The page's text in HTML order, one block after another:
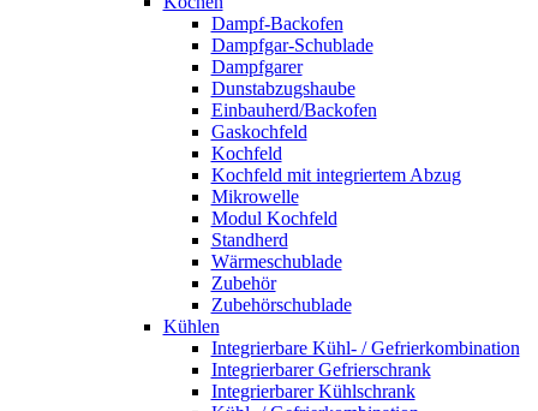
Dampf-Backofen
Dampfgar-Schublade
Dampfgarer
Dunstabzugshaube
Einbauherd/Backofen
Gaskochfeld
Kochfeld
Kochfeld mit integriertem Abzug
Mikrowelle
Modul Kochfeld
Standherd
Wärmeschublade
Zubehör
Zubehörschublade
Kühlen
Integrierbare Kühl- / Gefrierkombination
Integrierbarer Gefrierschrank
Integrierbarer Kühlschrank